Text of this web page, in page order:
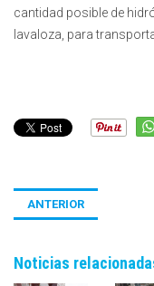
cantidad posible de
lavaloza, para
ANTERIOR
Noticias